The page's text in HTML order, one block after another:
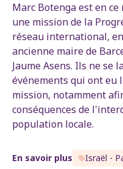
Marc Botenga est en
une mission de la
réseau international,
ancienne maire de
Jaume Asens. Ils ne se
événements qui ont eu
mission, notamment
conséquences de
population locale.
En savoir plus Israël -